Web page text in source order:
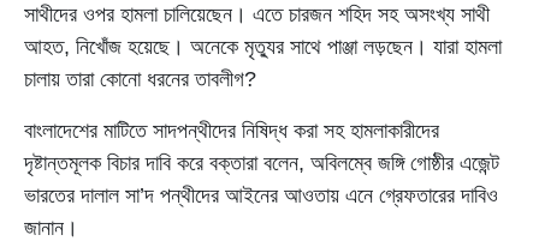
সাথীদের ওপর হামলা চালিয়েছেন। এতে চারজন শহিদ সহ অসংখ্য সাথী
আহত, নিখোঁজ হয়েছে। অনেকে মৃত্যুর সাথে পাঞ্জা লড়ছেন। যারা হামলা
চালায় তারা কোনো ধরনের তাবলীগ?
বাংলাদেশের মাটিতে সাদপন্থীদের নিষিদ্ধ করা সহ হামলাকারীদের
দৃষ্টান্তমূলক বিচার দাবি করে বক্তারা বলেন, অবিলম্বে জঙ্গি গোষ্ঠীর এজেন্ট
ভারতের দালাল সা’দ পন্থীদের আইনের আওতায় এনে গ্রেফতারের দাবিও
জানান।